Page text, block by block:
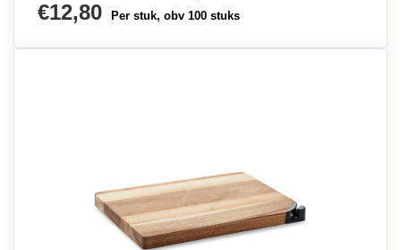
€12,80 Per stuk, obv 100 stuks